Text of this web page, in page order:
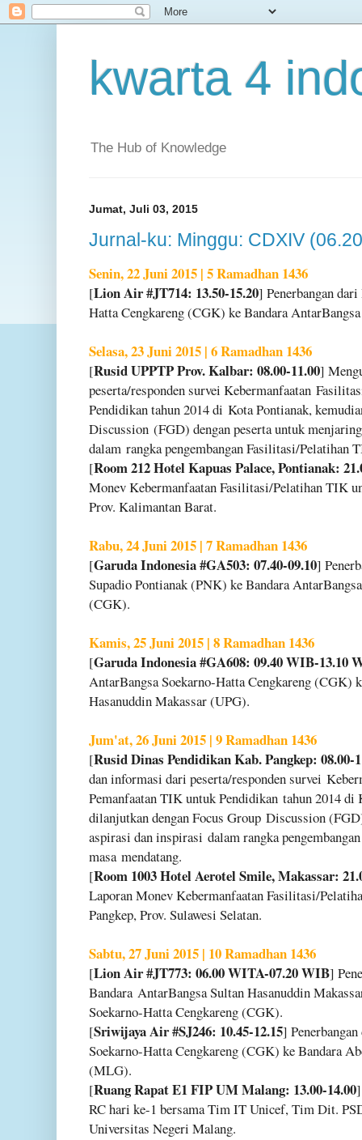
kwarta 4
The Hub of Knowledge
Jumat, Juli 03, 2015
Jurnal-ku: Minggu: CDXIV
Senin, 22 Juni 2015 | 5 Ramadhan 1436
[Lion Air #JT714: 13.50-15.20] Penerbangan
Hatta Cengkareng (CGK) ke Bandara
Selasa, 23 Juni 2015 | 6 Ramadhan 1436
[Rusid UPPTP Prov. Kalbar: 08.00-11.00]
peserta/responden survei Kebermanfaatan
Pendidikan tahun 2014 di Kota Pontianak,
Discussion (FGD) dengan peserta untuk
dalam rangka pengembangan Fasilitasi/Pelatihan
[Room 212 Hotel Kapuas Palace, Pontianak:
Monev Kebermanfaatan Fasilitasi/Pelatihan TIK
Prov. Kalimantan Barat.
Rabu, 24 Juni 2015 | 7 Ramadhan 1436
[Garuda Indonesia #GA503: 07.40-09.10]
Supadio Pontianak (PNK) ke Bandara
(CGK).
Kamis, 25 Juni 2015 | 8 Ramadhan 1436
[Garuda Indonesia #GA608: 09.40 WIB-13.10
AntarBangsa Soekarno-Hatta Cengkareng (CGK)
Hasanuddin Makassar (UPG).
Jum'at, 26 Juni 2015 | 9 Ramadhan 1436
[Rusid Dinas Pendidikan Kab. Pangkep: 08.00-
dan informasi dari peserta/responden survei
Pemanfaatan TIK untuk Pendidikan tahun 2014 di
dilanjutkan dengan Focus Group Discussion
aspirasi dan inspirasi dalam rangka
masa mendatang.
[Room 1003 Hotel Aerotel Smile, Makassar:
Laporan Monev Kebermanfaatan Fasilitasi/
Pangkep, Prov. Sulawesi Selatan.
Sabtu, 27 Juni 2015 | 10 Ramadhan 1436
[Lion Air #JT773: 06.00 WITA-07.20 WIB]
Bandara AntarBangsa Sultan Hasanuddin
Soekarno-Hatta Cengkareng (CGK).
[Sriwijaya Air #SJ246: 10.45-12.15]
Soekarno-Hatta Cengkareng (CGK) ke Bandara
(MLG).
[Ruang Rapat E1 FIP UM Malang: 13.00-14.00
RC hari ke-1 bersama Tim IT Unicef, Tim Dit.
Universitas Negeri Malang.